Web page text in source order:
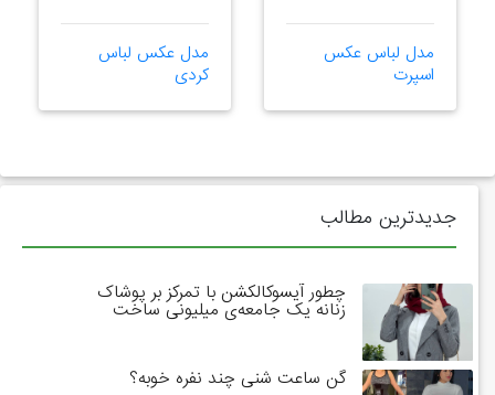
مدل لباس عکس
اسپرت
مدل عکس لباس
کردی
جدیدترین مطالب
چطور آیسوکالکشن با تمرکز بر پوشاک
زنانه یک جامعه‌ی میلیونی ساخت
گن ساعت شنی چند نفره خوبه؟